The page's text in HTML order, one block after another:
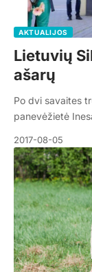
AKTUALIJOS
Lietuvių
ašarų
Po dvi savaites
panevėžietė
2017-08-05